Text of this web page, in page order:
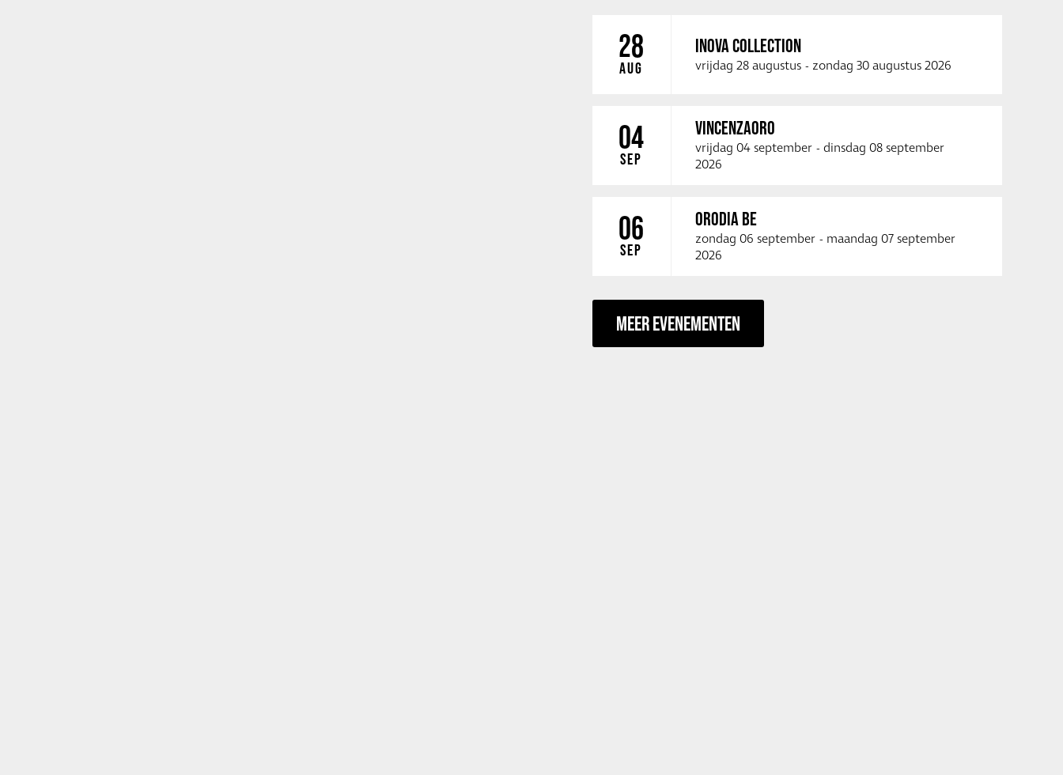
28
AUG
INOVA COLLECTION
vrijdag 28 augustus - zondag 30 augustus 2026
04
SEP
VINCENZAORO
vrijdag 04 september - dinsdag 08 september
2026
06
SEP
ORODIA BE
zondag 06 september - maandag 07 september
2026
MEER EVENEMENTEN